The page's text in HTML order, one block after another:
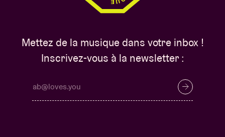
Mettez de la musique dans votre inbox !
Inscrivez-vous à la newsletter :